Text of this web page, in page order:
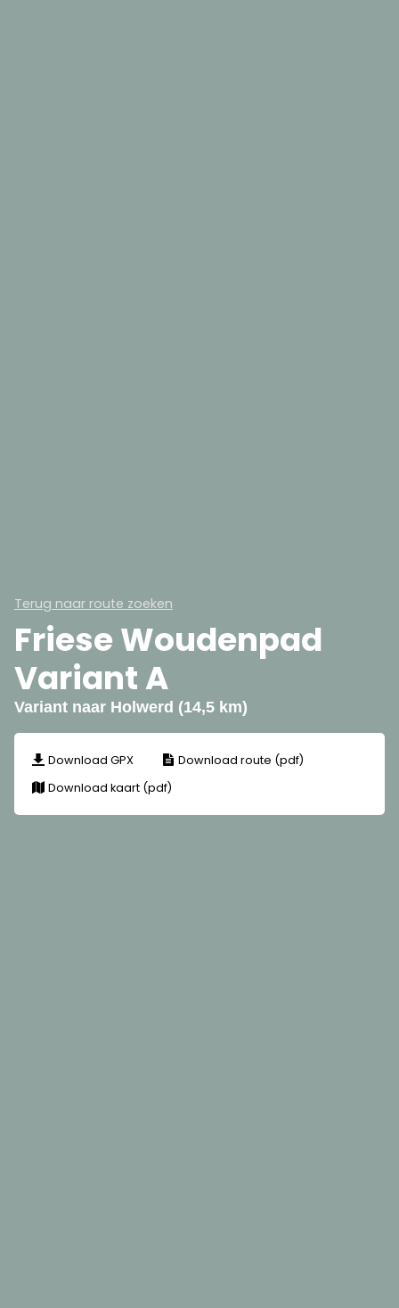
Terug naar route zoeken
Friese Woudenpad
Variant A
Variant naar Holwerd (14,5 km)
Download GPX
Download route (pdf)
Download kaart (pdf)